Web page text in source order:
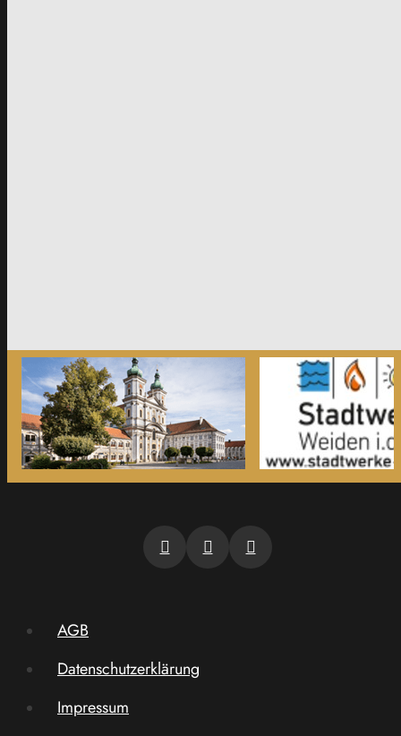
AGB
Datenschutzerklärung
Impressum